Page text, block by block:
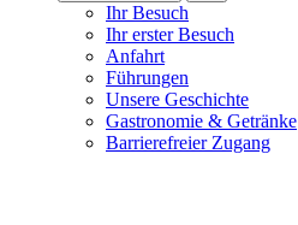
Ihr Besuch
Ihr erster Besuch
Anfahrt
Führungen
Unsere Geschichte
Gastronomie & Getränke
Barrierefreier Zugang